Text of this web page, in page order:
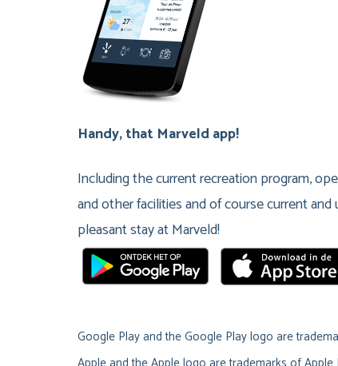
Handy, that Marveld app!
Including the current recreation program,
and other facilities and of course current
pleasant stay at Marveld!
Google Play and the Google Play logo are